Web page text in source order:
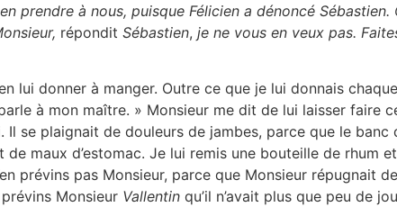
prendre à nous, puisque Félicien a dénoncé Sébastien.
répondit Sébastien, je ne vous en veux pas.
lui donner à manger. Outre ce que je lui donnais
à mon maître. » Monsieur me dit de lui laisser faire
Il se plaignait de douleurs de jambes, parce que le banc
de maux d’estomac. Je lui remis une bouteille de rhum
prévins pas Monsieur, parce que Monsieur répugnait
Monsieur Vallentin qu’il n’avait plus que peu de